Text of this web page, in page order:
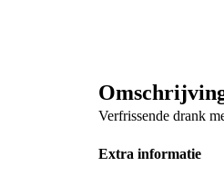
Verfrissende drank
Extra informatie